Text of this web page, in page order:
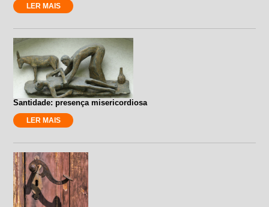
LER MAIS
Santidade: presença misericordiosa
LER MAIS